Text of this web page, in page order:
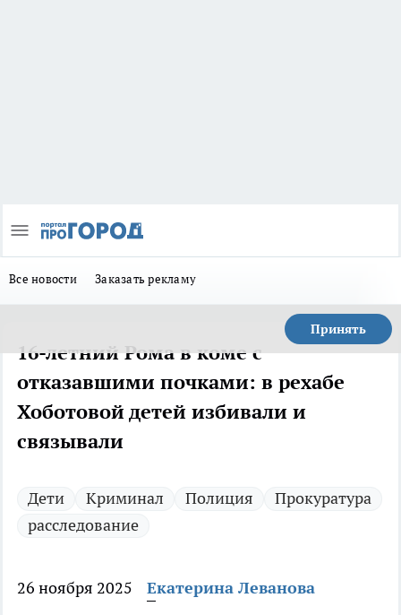
Все новости Заказать рекламу
Принять
16-летний Рома в коме с
отказавшими почками: в рехабе
Хоботовой детей избивали и
связывали
Дети Криминал Полиция
Прокуратура
расследование
26 ноября 2025
Екатерина Леванова